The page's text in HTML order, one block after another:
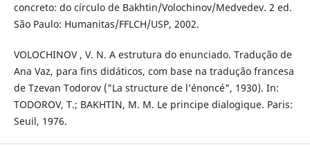
concreto: do círculo de Bakhtin/Volochinov/Medvedev. 2 ed.
São Paulo: Humanitas/FFLCH/USP, 2002.
VOLOCHINOV , V. N. A estrutura do enunciado. Tradução de
Ana Vaz, para fins didáticos, com base na tradução francesa
de Tzevan Todorov ("La structure de l’énoncé", 1930). In:
TODOROV, T.; BAKHTIN, M. M. Le principe dialogique. Paris:
Seuil, 1976.